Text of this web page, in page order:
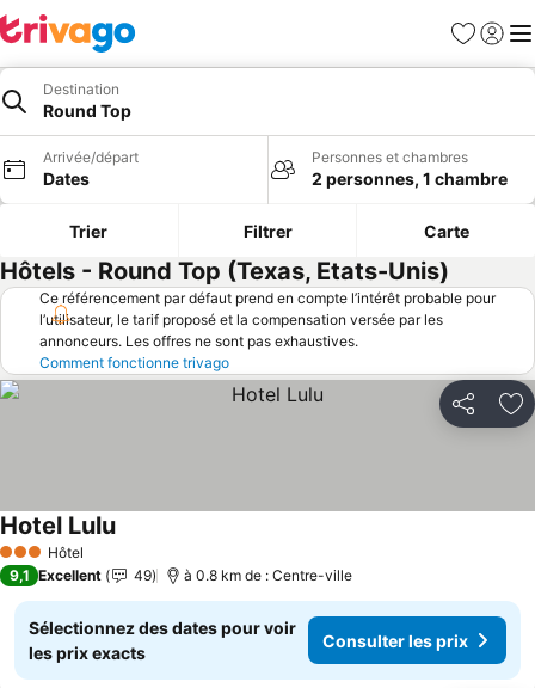
Favoris
Se
Destination
Round Top
Arrivée/départ
Dates
Personnes et chambres
2 personnes, 1 chambre
Trier Filtrer Carte
Hôtels - Round Top (Texas, Etats-Unis)
Ce référencement par défaut prend en compte l’intérêt probable pour
l’utilisateur, le tarif proposé et la compensation versée par les
annonceurs. Les offres ne sont pas exhaustives.
Comment fonctionne trivago
Partager
3 ÉtoilesHôtel
Hotel LuluConsulter les prix
9,1 Excellent 49 à 0.8 km de : Centre-ville
Sélectionnez des dates pour voir
les prix exacts
Consulter les prix